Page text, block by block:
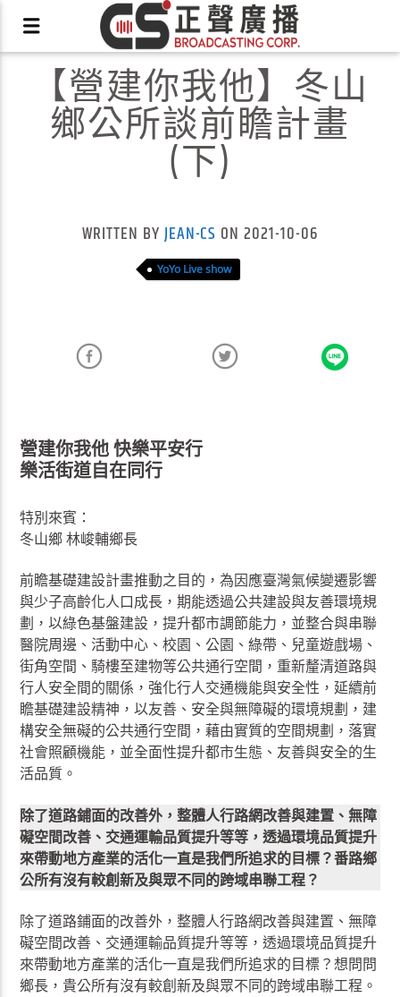
【營建你我他】冬山
鄉公所談前瞻計畫
(下)
WRITTEN BY JEAN-CS ON 2021-10-06
YoYo Live show
營建你我他 快樂平安行
樂活街道自在同行
特別來賓：
冬山鄉 林峻輔鄉長
前瞻基礎建設計畫推動之目的，為因應臺灣氣候變遷影響
與少子高齡化人口成長，期能透過公共建設與友善環境規
劃，以綠色基盤建設，提升都市調節能力，並整合與串聯
醫院周邊、活動中心、校園、公園、綠帶、兒童遊戲場、
街角空間、騎樓至建物等公共通行空間，重新釐清道路與
行人安全間的關係，強化行人交通機能與安全性，延續前
瞻基礎建設精神，以友善、安全與無障礙的環境規劃，建
構安全無礙的公共通行空間，藉由實質的空間規劃，落實
社會照顧機能，並全面性提升都市生態、友善與安全的生
活品質。
除了道路鋪面的改善外，整體人行路網改善與建置、無障
礙空間改善、交通運輸品質提升等等，透過環境品質提升
來帶動地方產業的活化一直是我們所追求的目標？番路鄉
公所有沒有較創新及與眾不同的跨域串聯工程？
除了道路鋪面的改善外，整體人行路網改善與建置、無障
礙空間改善、交通運輸品質提升等等，透過環境品質提升
來帶動地方產業的活化一直是我們所追求的目標？想問問
鄉長，貴公所有沒有較創新及與眾不同的跨域串聯工程。